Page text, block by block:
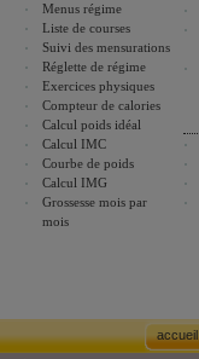
Menus régime
Liste de courses
Suivi des mensurations
Réglette de régime
Exercices physiques
Compteur de calories
Calcul poids idéal
Calcul IMC
Courbe de poids
Calcul IMG
Grossesse mois par
mois
accueil